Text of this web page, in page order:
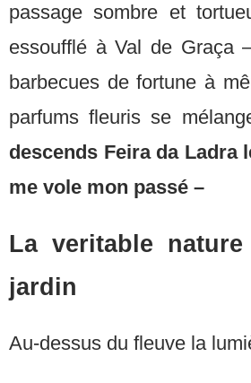
passage sombre et
essoufflé à Val de Graça
barbecues de fortune à
parfums fleuris se
descends Feira da Ladra
me vole mon passé –
La veritable
jardin
Au-dessus du fleuve la